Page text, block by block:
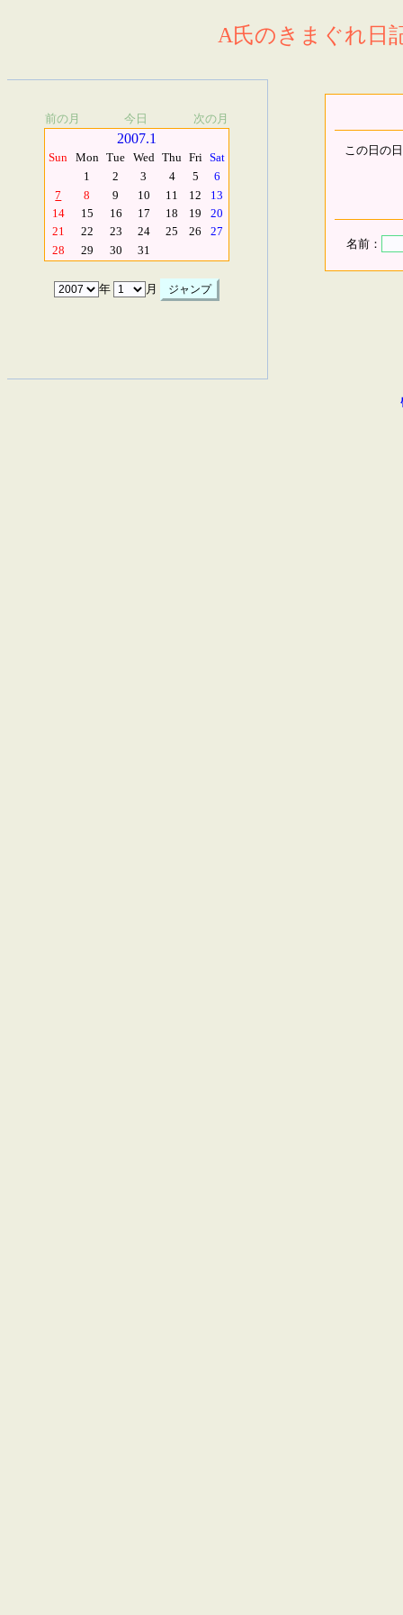
A氏のきまぐれ日
前の月 今日 次の月
2007.1
Sun Mon Tue Wed Thu Fri Sat
1
2 3 4 5
6
7
8 9 10 11 12
13
14
15 16 17 18 19
20
21
22 23 24 25 26
27
28
29 30 31
年 月
この日の
名前：